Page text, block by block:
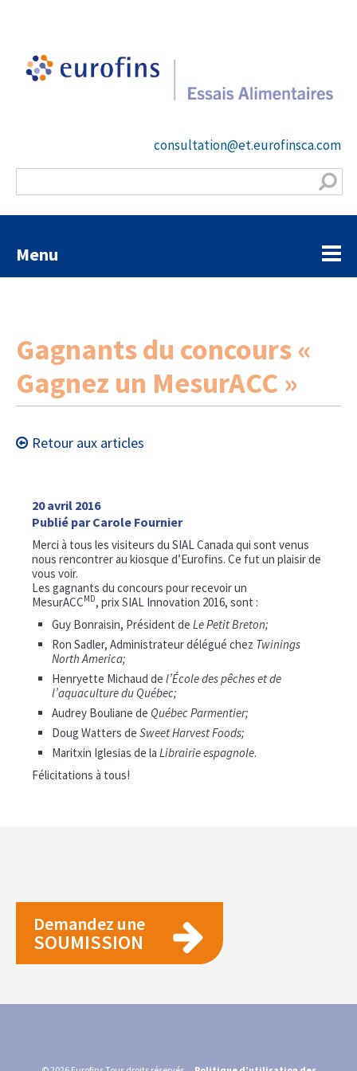
consultation@et.eurofinsca.com
Menu
Gagnants du concours «
Gagnez un MesurACC »
Retour aux articles
20 avril 2016
Publié par Carole Fournier
Merci à tous les visiteurs du SIAL Canada qui sont venus
nous rencontrer au kiosque d’Eurofins. Ce fut un plaisir de
vous voir.
Les gagnants du concours pour recevoir un
MesurACCMD, prix SIAL Innovation 2016, sont :
Guy Bonraisin, Président de Le Petit Breton;
Ron Sadler, Administrateur délégué chez Twinings
North America;
Henryette Michaud de l’École des pêches et de
l’aquaculture du Québec;
Audrey Bouliane de Québec Parmentier;
Doug Watters de Sweet Harvest Foods;
Maritxin Iglesias de la Librairie espagnole.
Félicitations à tous!
Demandez une
SOUMISSION